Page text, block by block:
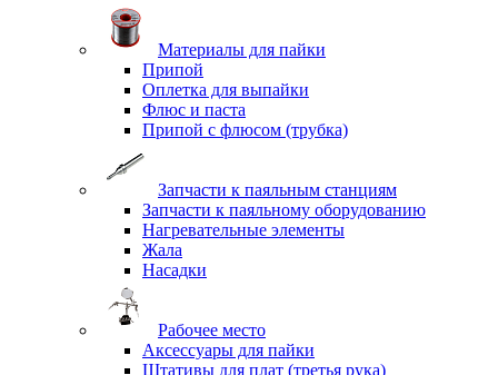
Материалы для пайки
Припой
Оплетка для выпайки
Флюс и паста
Припой с флюсом (трубка)
Запчасти к паяльным станциям
Запчасти к паяльному оборудованию
Нагревательные элементы
Жала
Насадки
Рабочее место
Аксессуары для пайки
Штативы для плат (третья рука)